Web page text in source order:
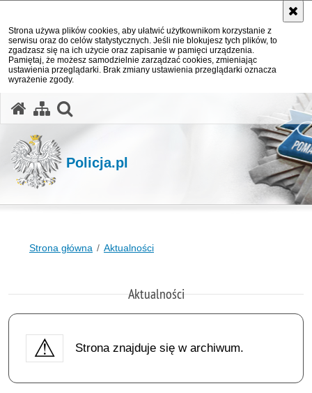
Strona używa plików cookies, aby ułatwić użytkownikom korzystanie z
serwisu oraz do celów statystycznych. Jeśli nie blokujesz tych plików, to
zgadzasz się na ich użycie oraz zapisanie w pamięci urządzenia.
Pamiętaj, że możesz samodzielnie zarządzać cookies, zmieniając
ustawienia przeglądarki. Brak zmiany ustawienia przeglądarki oznacza
wyrażenie zgody.
Policja.pl
Strona główna Aktualności
Aktualności
Strona znajduje się w archiwum.